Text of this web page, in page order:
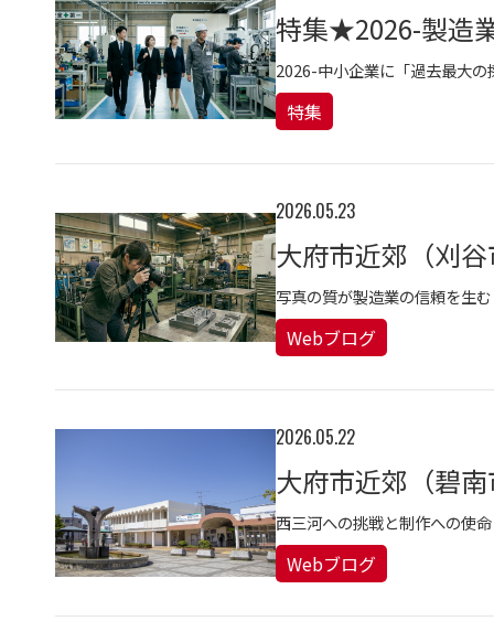
特集★2026-製造
2026-中小企業に「過去最大の
特集
2026.05.23
写真の質が製造業の信頼を生む
Webブログ
2026.05.22
西三河への挑戦と制作への使命
Webブログ